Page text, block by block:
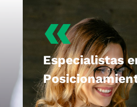
«
Especialistas